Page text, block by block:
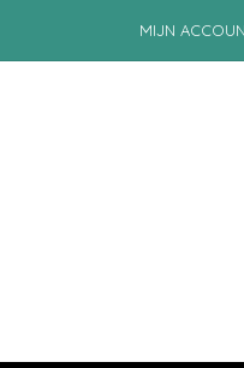
MIJN